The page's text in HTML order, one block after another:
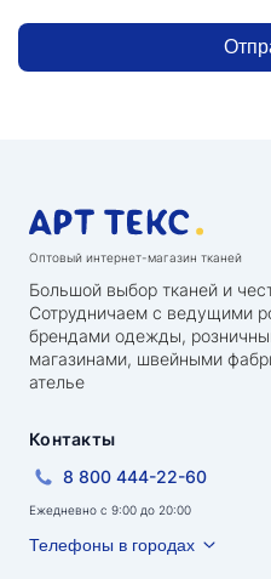
Оптовый интернет-магазин тканей
Большой выбор тканей и
Сотрудничаем с ведущими
брендами одежды,
магазинами, швейными
ателье
Контакты
8 800 444-22-60
Ежедневно с 9:00 до 20:00
Телефоны в городах